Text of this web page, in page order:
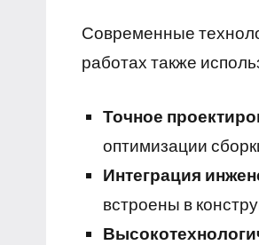
Современные
работах также
Точное
оптимизации
Интеграция
встроены в